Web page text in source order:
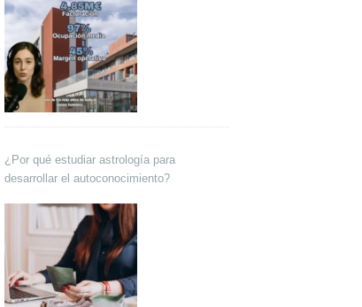
¿Por qué estudiar astrología para
desarrollar el autoconocimiento?